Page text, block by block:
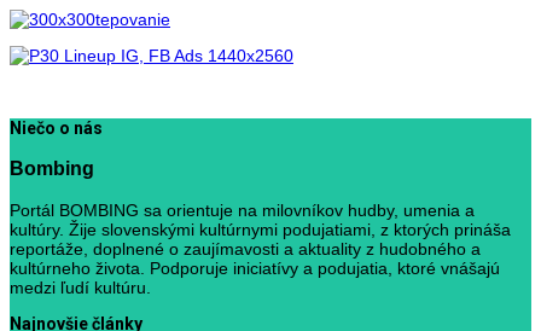
Niečo o nás
Bombing
Portál BOMBING sa orientuje na milovníkov hudby, umenia a
kultúry. Žije slovenskými kultúrnymi podujatiami, z ktorých prináša
reportáže, doplnené o zaujímavosti a aktuality z hudobného a
kultúrneho života. Podporuje iniciatívy a podujatia, ktoré vnášajú
medzi ľudí kultúru.
Najnovšie články